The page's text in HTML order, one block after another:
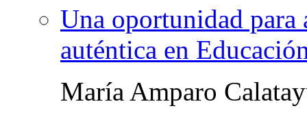
Una oportunidad para
auténtica en
María Amparo